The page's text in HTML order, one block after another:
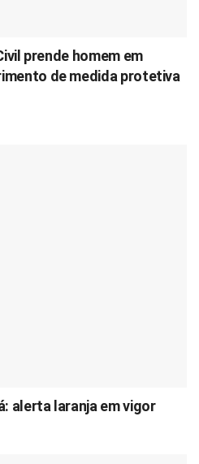
prende homem em
de medida protetiva
alerta laranja em vigor